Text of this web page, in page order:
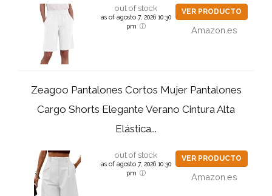
out of stock
as of agosto 7, 2026 10:30
pm
VER PRODUCTO
Amazon.es
Zeagoo Pantalones Cortos Mujer Pantalones
Cargo Shorts Elegante Verano Cintura Alta
Elástica...
out of stock
as of agosto 7, 2026 10:30
pm
VER PRODUCTO
Amazon.es